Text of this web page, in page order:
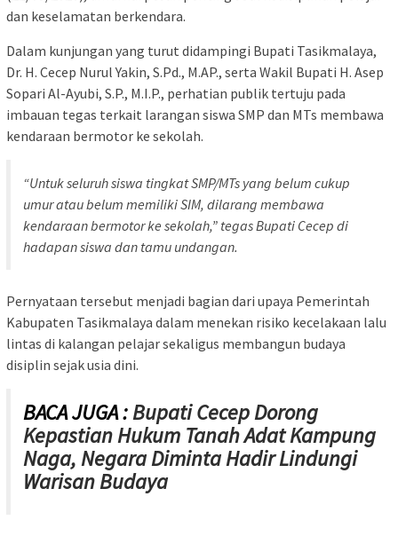
dan keselamatan berkendara.
Dalam kunjungan yang turut didampingi Bupati Tasikmalaya,
Dr. H. Cecep Nurul Yakin, S.Pd., M.AP., serta Wakil Bupati H. Asep
Sopari Al-Ayubi, S.P., M.I.P., perhatian publik tertuju pada
imbauan tegas terkait larangan siswa SMP dan MTs membawa
kendaraan bermotor ke sekolah.
“Untuk seluruh siswa tingkat SMP/MTs yang belum cukup
umur atau belum memiliki SIM, dilarang membawa
kendaraan bermotor ke sekolah,” tegas Bupati Cecep di
hadapan siswa dan tamu undangan.
Pernyataan tersebut menjadi bagian dari upaya Pemerintah
Kabupaten Tasikmalaya dalam menekan risiko kecelakaan lalu
lintas di kalangan pelajar sekaligus membangun budaya
disiplin sejak usia dini.
BACA JUGA :Bupati Cecep Dorong
Kepastian Hukum Tanah Adat Kampung
Naga, Negara Diminta Hadir Lindungi
Warisan Budaya